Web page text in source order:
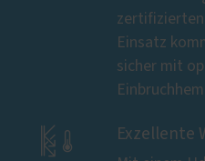
zertifizierten
Einsatz
sicher mit
 Exzellente